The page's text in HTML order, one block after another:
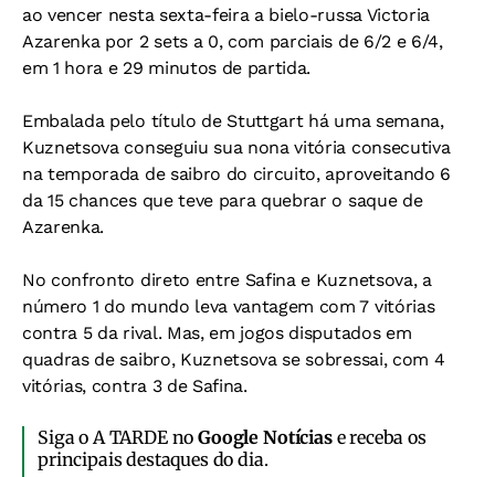
ao vencer nesta sexta-feira a bielo-russa Victoria
Azarenka por 2 sets a 0, com parciais de 6/2 e 6/4,
em 1 hora e 29 minutos de partida.
Embalada pelo título de Stuttgart há uma semana,
Kuznetsova conseguiu sua nona vitória consecutiva
na temporada de saibro do circuito, aproveitando 6
da 15 chances que teve para quebrar o saque de
Azarenka.
No confronto direto entre Safina e Kuznetsova, a
número 1 do mundo leva vantagem com 7 vitórias
contra 5 da rival. Mas, em jogos disputados em
quadras de saibro, Kuznetsova se sobressai, com 4
vitórias, contra 3 de Safina.
Siga o A TARDE noGoogle Notíciase receba os
principais destaques do dia.